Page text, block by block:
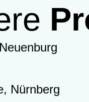
Nürnberg